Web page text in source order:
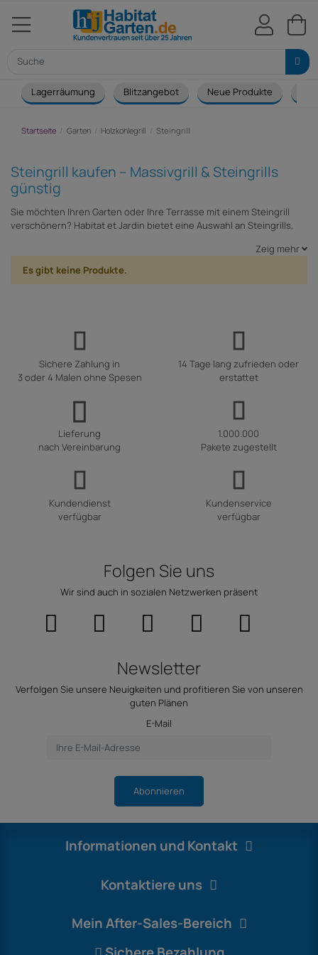
Lagerräumung Blitzangebot Neue Produkte
Startseite Garten Holzkohlegrill Steingrill
Steingrill kaufen – Massivgrill & Steingrills
günstig
Sie möchten Ihren Garten oder Ihre Terrasse mit einem Steingrill
verschönern? Habitat et Jardin bietet eine Auswahl an Steingrills,
Praktisch und robust – ein Steingrill ist der perfekte Begleiter für
viele gesellige Runden. Er verleiht Ihrem Garten zudem eine stilvolle
Note. Machen Sie Ihre Nachbarn neidisch und entdecken Sie unsere
Zeig mehr
Es gibt keine Produkte.
Sichere Zahlung in
3 oder 4 Malen ohne Spesen
14 Tage lang zufrieden oder
erstattet
Lieferung
nach Vereinbarung
1.000.000
Pakete zugestellt
Kundendienst
verfügbar
Kundenservice
verfügbar
Folgen Sie uns
Wir sind auch in sozialen Netzwerken präsent
Newsletter
Verfolgen Sie unsere Neuigkeiten und profitieren Sie von unseren
guten Plänen
E-Mail
Abonnieren
Informationen und Kontakt
Kontaktiere uns
Mein After-Sales-Bereich